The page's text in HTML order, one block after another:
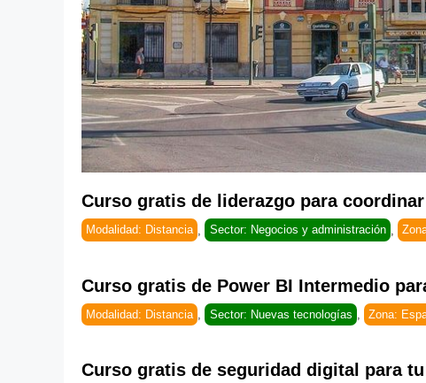
Curso gratis de liderazgo para
Modalidad: Distancia Sector: Negocios y administración
Curso gratis de Power BI Intermedio
Modalidad: Distancia , Sector: Nuevas tecnologías , Zona:
Curso gratis de seguridad digital para